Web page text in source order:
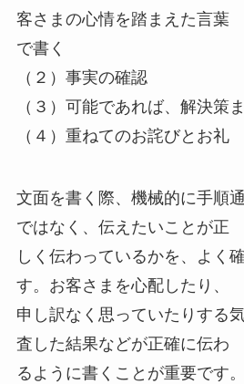
客さまの心情を踏まえた言葉
で書く
（２）事実の確認
（３）可能であれば、解決策
（４）重ねてのお詫びとお礼
文面を書く際、機械的に手順
ではなく、伝えたいことが正
しく伝わっているかを、よく
す。お客さまを心配したり、
申し訳なく思っていたりする
査した結果などが正確に伝わ
るように書くことが重要です。